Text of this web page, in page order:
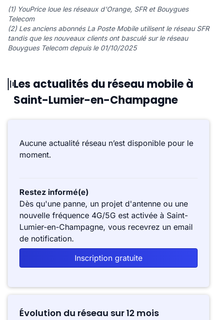
(1) YouPrice loue les réseaux d'Orange, SFR et Bouygues
Telecom
(2) Les anciens abonnés La Poste Mobile utilisent le réseau SFR
tandis que les nouveaux clients ont basculé sur le réseau
Bouygues Telecom depuis le 01/10/2025
Les actualités du réseau mobile à
Saint-Lumier-en-Champagne
Aucune actualité réseau n’est disponible pour le
moment.
Restez informé(e)
Dès qu'une panne, un projet d'antenne ou une
nouvelle fréquence 4G/5G est activée à Saint-
Lumier-en-Champagne, vous recevrez un email
de notification.
Inscription gratuite
Évolution du réseau sur 12 mois